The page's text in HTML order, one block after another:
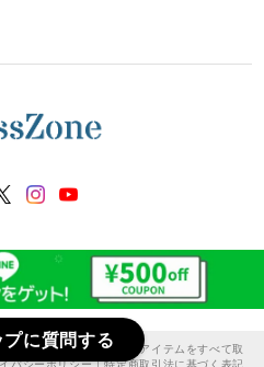
イベート、出勤服などのアイテムをすべて取
プに質問する